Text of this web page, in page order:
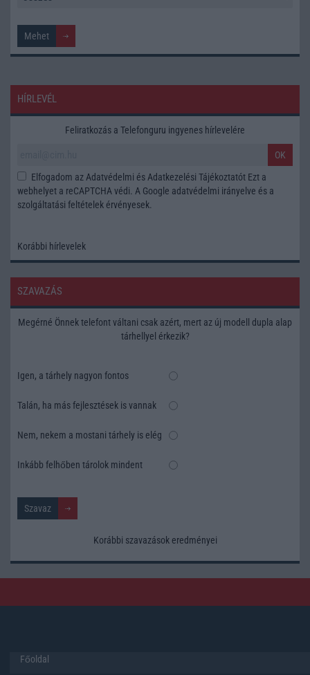
HÍRLEVÉL
Feliratkozás a Telefonguru ingyenes hírlevelére
OK
Elfogadom azAdatvédelmi és Adatkezelési Tájékoztatót Ezt a
webhelyet a reCAPTCHA védi. A Google adatvédelmi irányelve és a
szolgáltatási feltételek érvényesek.
Korábbi hírlevelek
SZAVAZÁS
Megérné Önnek telefont váltani csak azért, mert az új modell dupla alap
tárhellyel érkezik?
Igen, a tárhely nagyon fontos
Talán, ha más fejlesztések is vannak
Nem, nekem a mostani tárhely is elég
Inkább felhőben tárolok mindent
Korábbi szavazások eredményei
Főoldal